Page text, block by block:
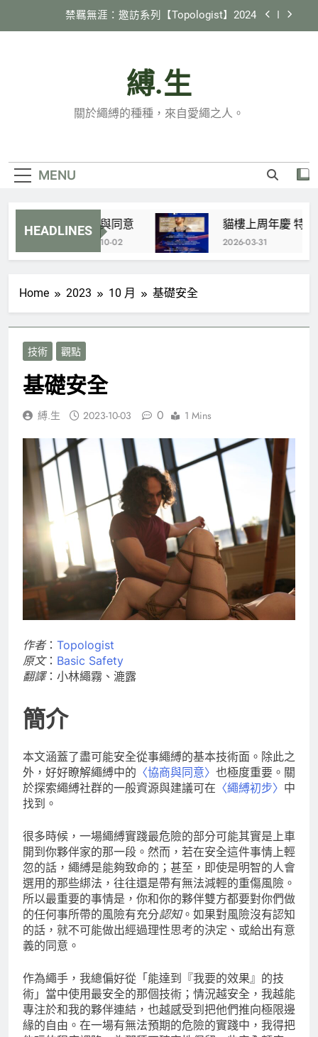
禁羈無涯：邀訪系列【Topologist】2024
《縛生講座》#22 日本繩縛社群跑跳生存報告
【Tamandua】
2024 縄紋 in 臺灣
縛.生
關於繩縛的種種，來自愛繩之人。
MENU
HEADLINES
協商與同意
2023-10-02
貓樓上周年慶 特別企
2026-03-31
Home 2023 10 月 基礎安全
技術 觀點
基礎安全
縛.生 2023-10-03 0 1 Mins
作者： Topologist
原文： Basic Safety
翻譯：小林繩霧、漉露
簡介
本文涵蓋了盡可能安全從事繩縛的基本技術面。除此之
外，好好瞭解繩縛中的 〈協商與同意〉 也極度重要。關
於探索繩縛社群的一般資源與建議可在 〈繩縛初步〉 中
找到。
很多時候，一場繩縛實踐最危險的部分可能其實是上車
開到你夥伴家的那一段。然而，若在安全這件事情上輕
忽的話，繩縛是能夠致命的；甚至，即使是明智的人會
選用的那些綁法，往往還是帶有無法減輕的重傷風險。
所以最重要的事情是，你和你的夥伴雙方都要對你們做
的任何事所帶的風險有充分認知。如果對風險沒有認知
的話，就不可能做出經過理性思考的決定、或給出有意
義的同意。
作為繩手，我總偏好從「能達到『我要的效果』的技
術」當中使用最安全的那個技術；情況越安全，我越能
專注於和我的夥伴連結，也越感受到把他們推向極限邊
緣的自由。在一場有無法預期的危險的實踐中，我得把